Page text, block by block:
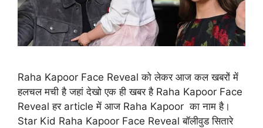
Raha Kapoor Face Reveal को लेकर आज कल खबरों में
हलचल मची है जहां देखो एक ही खबर है Raha Kapoor Face
Reveal हर article में आज Raha Kapoor का नाम है।
Star Kid Raha Kapoor Face Reveal बॉलीवुड सितारे